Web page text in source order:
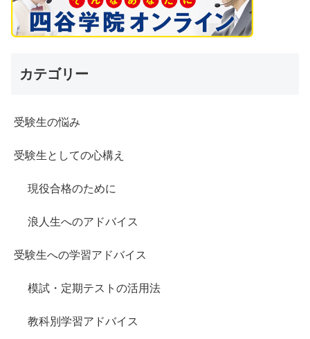
カテゴリー
受験生の悩み
受験生としての心構え
現役合格のために
浪人生へのアドバイス
受験生への学習アドバイス
模試・定期テストの活用法
教科別学習アドバイス